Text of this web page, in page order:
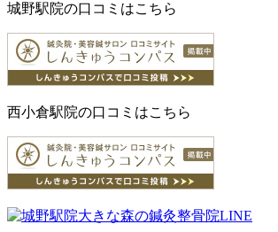
城野駅院の口コミはこちら
西小倉駅院の口コミはこちら